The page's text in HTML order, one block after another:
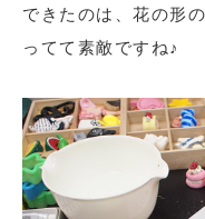
できたのは、花の形
ってて素敵ですね♪